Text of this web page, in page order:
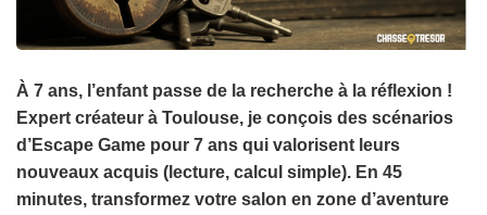
À 7 ans, l’enfant passe de la recherche à la réflexion !
Expert créateur à Toulouse, je conçois des scénarios
d’Escape Game pour 7 ans qui valorisent leurs
nouveaux acquis (lecture, calcul simple). En 45
minutes, transformez votre salon en zone d’aventure